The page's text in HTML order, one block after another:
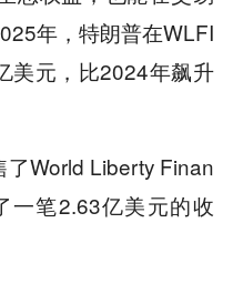
年，特朗普在WLFI
美元，比2024年飙升
World Liberty Finan
一笔2.63亿美元的收